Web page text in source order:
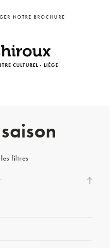
NOTRE BROCHURE
CULTUREL - LIÈGE
filtres